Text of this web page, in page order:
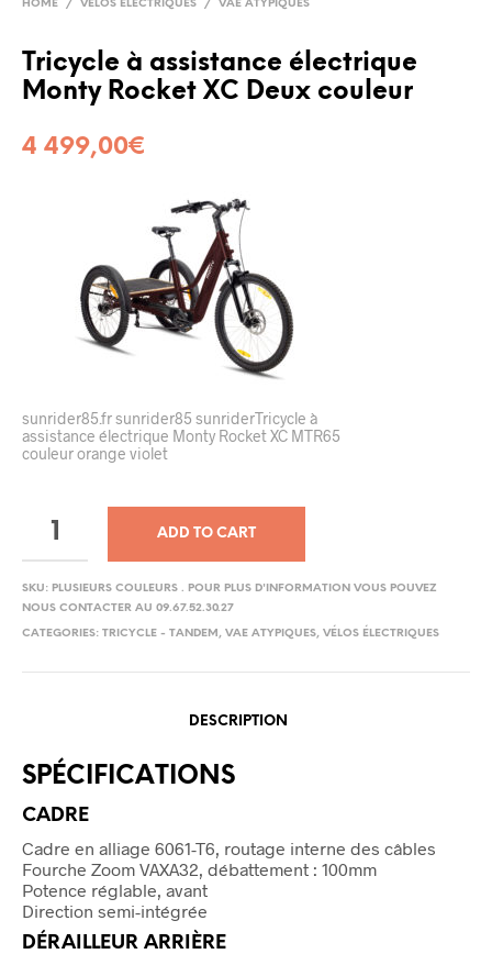
HOME / VÉLOS ÉLECTRIQUES / VAE ATYPIQUES
Tricycle à assistance électrique
Monty Rocket XC Deux couleur
4 499,00€
sunrider85.fr sunrider85 sunriderTricycle à
assistance électrique Monty Rocket XC MTR65
couleur orange violet
ADD TO CART
SKU: PLUSIEURS COULEURS . POUR PLUS D'INFORMATION VOUS POUVEZ
NOUS CONTACTER AU 09.67.52.30.27
CATEGORIES: TRICYCLE - TANDEM , VAE ATYPIQUES, VÉLOS ÉLECTRIQUES
DESCRIPTION
SPÉCIFICATIONS
CADRE
Cadre en alliage 6061-T6, routage interne des câbles
Fourche Zoom VAXA32, débattement : 100mm
Potence réglable, avant
Direction semi-intégrée
DÉRAILLEUR ARRIÈRE